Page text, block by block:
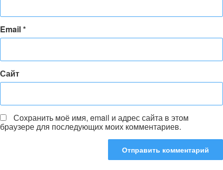
Email*
Сайт
Сохранить моё имя, email и адрес сайта в этом
браузере для последующих моих комментариев.